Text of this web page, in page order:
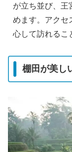
が立ち並び、王
めます。アクセ
心して訪れるこ
棚田が美し